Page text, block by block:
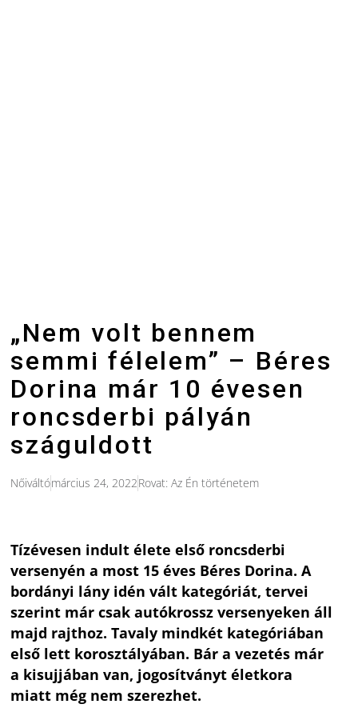
„Nem volt bennem
semmi félelem” – Béres
Dorina már 10 évesen
roncsderbi pályán
száguldott
Nőiváltómárcius 24, 2022Rovat:Az Én történetem
Tízévesen indult élete első roncsderbi
versenyén a most 15 éves Béres Dorina. A
bordányi lány idén vált kategóriát, tervei
szerint már csak autókrossz versenyeken áll
majd rajthoz. Tavaly mindkét kategóriában
első lett korosztályában. Bár a vezetés már
a kisujjában van, jogosítványt életkora
miatt még nem szerezhet.